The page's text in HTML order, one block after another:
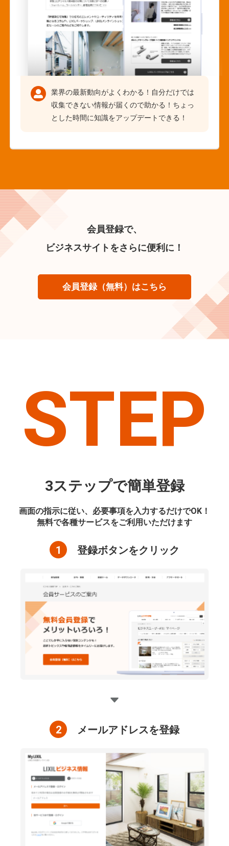
業界の最新動向がよくわかる！自分だけでは
収集できない情報が届くので助かる！ちょっ
とした時間に知識をアップデートできる！
会員登録で、
ビジネスサイトをさらに便利に！
会員登録（無料）はこちら
STEP
3ステップで簡単登録
画面の指示に従い、必要事項を入力するだけでOK！
無料で各種サービスをご利用いただけます
1 登録ボタンをクリック
2 メールアドレスを登録